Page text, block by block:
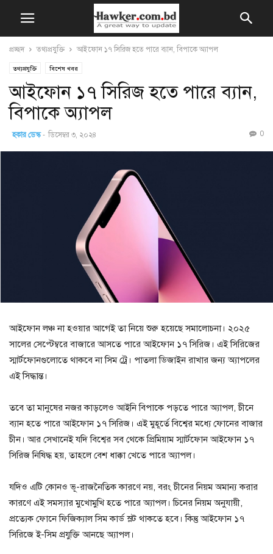
প্রচ্ছদ তথ্যপ্রযুক্তি আইফোন ১৭ সিরিজ হতে পারে ব্যান, বিপাকে অ্যাপল
তথ্যপ্রযুক্তি বিশেষ খবর
আইফোন ১৭ সিরিজ হতে পারে ব্যান,
বিপাকে অ্যাপল
হকার ডেস্ক - ডিসেম্বর ৩, ২০২৪ 0
আইফোন লঞ্চ না হওয়ার আগেই তা নিয়ে শুরু হয়েছে সমালোচনা। ২০২৫
সালের সেপ্টেম্বরে বাজারে আসতে পারে আইফোন ১৭ সিরিজ। এই সিরিজের
স্মার্টফোনগুলোতে থাকবে না সিম ট্রে। পাতলা ডিজাইন রাখার জন্য অ্যাপলের
এই সিদ্ধান্ত।
তবে তা মানুষের নজর কাড়লেও আইনি বিপাকে পড়তে পারে অ্যাপল, চীনে
ব্যান হতে পারে আইফোন ১৭ সিরিজ। এই মুহূর্তে বিশ্বের মধ্যে ফোনের বাজার
চীন। আর সেখানেই যদি বিশ্বের সব থেকে প্রিমিয়াম স্মার্টফোন আইফোন ১৭
সিরিজ নিষিদ্ধ হয়, তাহলে বেশ ধাক্কা খেতে পারে অ্যাপল।
যদিও এটি কোনও ভূ-রাজনৈতিক কারণে নয়, বরং চীনের নিয়ম অমান্য করার
কারণে এই সমস্যার মুখোমুখি হতে পারে অ্যাপল। চিনের নিয়ম অনুযায়ী,
প্রত্যেক ফোনে ফিজিক্যাল সিম কার্ড স্লট থাকতে হবে। কিন্তু আইফোন ১৭
সিরিজে ই-সিম প্রযুক্তি আনছে অ্যাপল।